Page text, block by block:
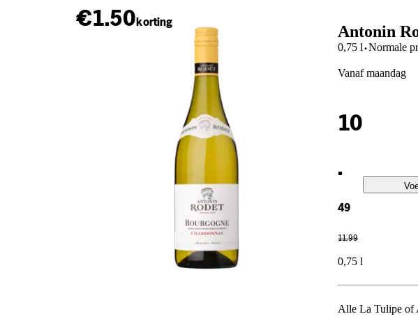
€1.50korting Antonin
0,75 l·Normale
vanaf maandag
10
.
49
11.99
0,75 l
Alle La Tulipe of